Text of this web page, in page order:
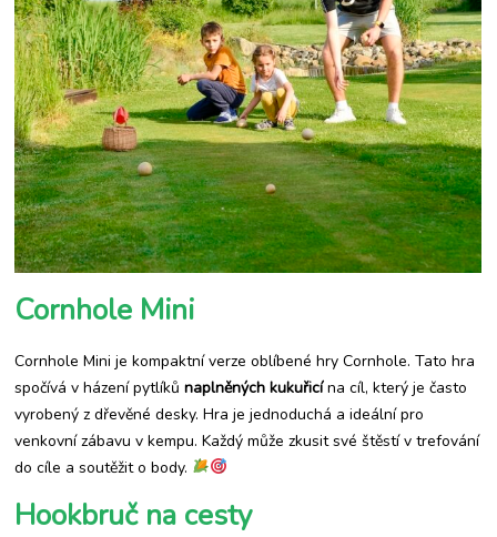
Cornhole Mini
Cornhole Mini je kompaktní verze oblíbené hry Cornhole. Tato hra
spočívá v házení pytlíkůnaplněných kukuřicína cíl, který je často
vyrobený z dřevěné desky. Hra je jednoduchá a ideální pro
venkovní zábavu v kempu. Každý může zkusit své štěstí v trefování
do cíle a soutěžit o body.
Hookbruč na cesty